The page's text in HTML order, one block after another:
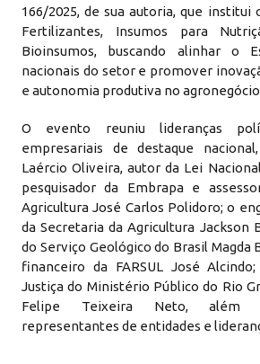
166/2025, de sua autoria, que institui
Fertilizantes, Insumos para
Bioinsumos, buscando alinhar o
nacionais do setor e promover
e autonomia produtiva no agronegócio
O evento reuniu lideranças
empresariais de destaque
Laércio Oliveira, autor da Lei
pesquisador da Embrapa e
Agricultura José Carlos Polidoro; o
da Secretaria da Agricultura Jackson
do Serviço Geológico do Brasil
financeiro da FARSUL José
Justiça do Ministério Público do Rio
Felipe Teixeira Neto, além
representantes de entidades e